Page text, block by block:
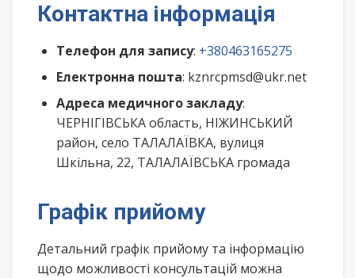
Контактна інформація
Телефон для запису: +380463165275
Електронна пошта: kznrcpmsd@ukr.net
Адреса медичного закладу:
ЧЕРНІГІВСЬКА область, НІЖИНСЬКИЙ
район, село ТАЛАЛАЇВКА, вулиця
Шкільна, 22, ТАЛАЛАЇВСЬКА громада
Графік прийому
Детальний графік прийому та інформацію
щодо можливості консультацій можна